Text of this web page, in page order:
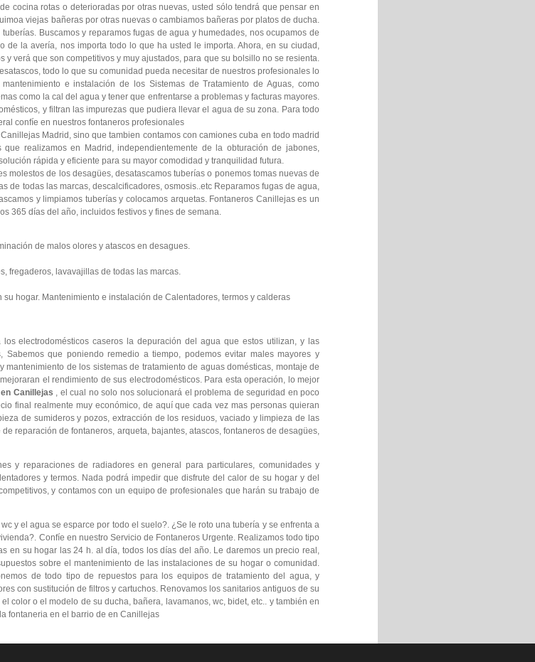
cocina rotas o deterioradas por otras nuevas, usted sólo tendrá que pensar en
viejas bañeras por otras nuevas o cambiamos bañeras por platos de ducha.
Buscamos y reparamos fugas de agua y humedades, nos ocupamos de
de la avería, nos importa todo lo que ha usted le importa. Ahora, en su ciudad,
verá que son competitivos y muy ajustados, para que su bolsillo no se resienta.
todo lo que su comunidad pueda necesitar de nuestros profesionales lo
e instalación de los Sistemas de Tratamiento de Aguas, como
como la cal del agua y tener que enfrentarse a problemas y facturas mayores.
y filtran las impurezas que pudiera llevar el agua de su zona. Para todo
confíe en nuestros fontaneros profesionales
Madrid, sino que tambien contamos con camiones cuba en todo madrid
realizamos en Madrid, independientemente de la obturación de jabones,
rápida y eficiente para su mayor comodidad y tranquilidad futura.
molestos de los desagües, desatascamos tuberías o ponemos tomas nuevas de
de todas las marcas, descalcificadores, osmosis..etc Reparamos fugas de agua,
y limpiamos tuberías y colocamos arquetas. Fontaneros Canillejas es un
365 días del año, incluidos festivos y fines de semana.
de malos olores y atascos en desagues.
fregaderos, lavavajillas de todas las marcas.
hogar. Mantenimiento e instalación de Calentadores, termos y calderas
electrodomésticos caseros la depuración del agua que estos utilizan, y las
Sabemos que poniendo remedio a tiempo, podemos evitar males mayores y
de los sistemas de tratamiento de aguas domésticas, montaje de
el rendimiento de sus electrodomésticos. Para esta operación, lo mejor
Canillejas , el cual no solo nos solucionará el problema de seguridad en poco
final realmente muy económico, de aquí que cada vez mas personas quieran
de sumideros y pozos, extracción de los residuos, vaciado y limpieza de las
reparación de fontaneros, arqueta, bajantes, atascos, fontaneros de desagües,
y reparaciones de radiadores en general para particulares, comunidades y
y termos. Nada podrá impedir que disfrute del calor de su hogar y del
y contamos con un equipo de profesionales que harán su trabajo de
y el agua se esparce por todo el suelo?. ¿Se le roto una tubería y se enfrenta a
Confíe en nuestro Servicio de Fontaneros Urgente. Realizamos todo tipo
en su hogar las 24 h. al día, todos los días del año. Le daremos un precio real,
sobre el mantenimiento de las instalaciones de su hogar o comunidad.
de todo tipo de repuestos para los equipos de tratamiento del agua, y
con sustitución de filtros y cartuchos. Renovamos los sanitarios antiguos de su
color o el modelo de su ducha, bañera, lavamanos, wc, bidet, etc.. y también en
fontaneria en el barrio de en Canillejas